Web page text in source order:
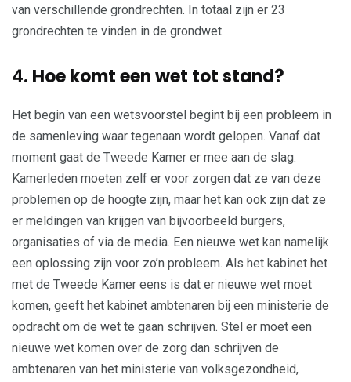
van verschillende grondrechten. In totaal zijn er 23
grondrechten te vinden in de grondwet.
4. Hoe komt een wet tot stand?
Het begin van een wetsvoorstel begint bij een probleem in
de samenleving waar tegenaan wordt gelopen. Vanaf dat
moment gaat de Tweede Kamer er mee aan de slag.
Kamerleden moeten zelf er voor zorgen dat ze van deze
problemen op de hoogte zijn, maar het kan ook zijn dat ze
er meldingen van krijgen van bijvoorbeeld burgers,
organisaties of via de media. Een nieuwe wet kan namelijk
een oplossing zijn voor zo’n probleem. Als het kabinet het
met de Tweede Kamer eens is dat er nieuwe wet moet
komen, geeft het kabinet ambtenaren bij een ministerie de
opdracht om de wet te gaan schrijven. Stel er moet een
nieuwe wet komen over de zorg dan schrijven de
ambtenaren van het ministerie van volksgezondheid,